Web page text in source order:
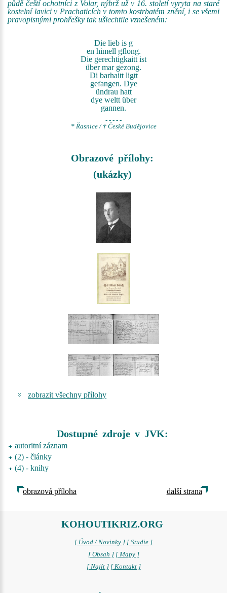
půdě čeští ochotníci z Volar, nýbrž už v 16. století vyryta na staré
kostelní lavici v Prachaticích v tomto kostrbatém znění, i se všemi
pravopisnými prohřešky tak ušlechtile vznešeném:
Die lieb is g
en himell gflong.
Die gerechtigkaitt ist
über mar gezong.
Di barhaitt ligtt
gefangen. Dye
ündrau hatt
dye weltt über
gannen.
- - - - -
* Řasnice / † České Budějovice
Obrazové přílohy:
(ukázky)
zobrazit všechny přílohy
Dostupné zdroje v JVK:
autoritní záznam
(2) - články
(4) - knihy
obrazová příloha další strana
KOHOUTIKRIZ.ORG
[ Úvod / Novinky ] [ Studie ]
[ Obsah ] [ Mapy ]
[ Najít ] [ Kontakt ]